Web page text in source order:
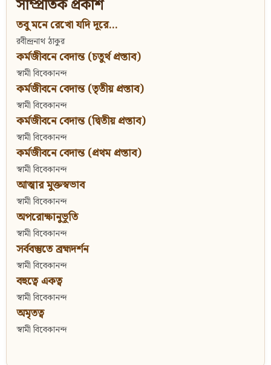
সাম্প্রতিক প্রকাশ
তবু মনে রেখো যদি দূরে...
রবীন্দ্রনাথ ঠাকুর
কর্মজীবনে বেদান্ত (চতুর্থ প্রস্তাব)
স্বামী বিবেকানন্দ
কর্মজীবনে বেদান্ত (তৃতীয় প্রস্তাব)
স্বামী বিবেকানন্দ
কর্মজীবনে বেদান্ত (দ্বিতীয় প্রস্তাব)
স্বামী বিবেকানন্দ
কর্মজীবনে বেদান্ত (প্রথম প্রস্তাব)
স্বামী বিবেকানন্দ
আত্মার মুক্তস্বভাব
স্বামী বিবেকানন্দ
অপরোক্ষানুভূতি
স্বামী বিবেকানন্দ
সর্ববস্তুতে ব্রহ্মদর্শন
স্বামী বিবেকানন্দ
বহুত্বে একত্ব
স্বামী বিবেকানন্দ
অমৃতত্ব
স্বামী বিবেকানন্দ